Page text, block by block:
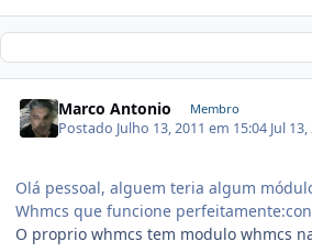
Marco Antonio Membro
Postado Julho 13, 2011 em 15:04 Jul 13,
Olá pessoal, alguem teria algum
Whmcs que funcione
O proprio whmcs tem modulo whmcs